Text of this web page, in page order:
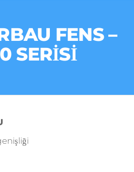
FENS –
SERİSİ